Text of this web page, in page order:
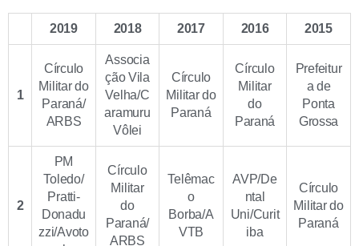
2019 2018 2017 2016 2015
1
Círculo
Militar do
Paraná/
ARBS
Associa
ção Vila
Velha/C
aramuru
Vôlei
Círculo
Militar do
Paraná
Círculo
Militar
do
Paraná
Prefeitur
a de
Ponta
Grossa
2
PM
Toledo/
Pratti-
Donadu
zzi/Avoto
Círculo
Militar
do
Paraná/
ARBS
Telêmac
o
Borba/A
VTB
AVP/De
ntal
Uni/Curit
iba
Círculo
Militar do
Paraná